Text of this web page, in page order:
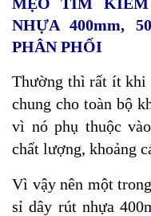
NHỰA 400mm,
PHÂN PHỐI
Thường thì rất ít khi
chung cho toàn bộ
vì nó phụ thuộc
chất lượng, khoảng
Vì vậy nên một
sỉ dây rút nhựa